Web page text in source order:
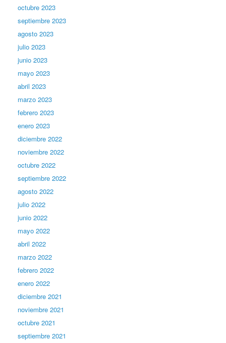
octubre 2023
septiembre 2023
agosto 2023
julio 2023
junio 2023
mayo 2023
abril 2023
marzo 2023
febrero 2023
enero 2023
diciembre 2022
noviembre 2022
octubre 2022
septiembre 2022
agosto 2022
julio 2022
junio 2022
mayo 2022
abril 2022
marzo 2022
febrero 2022
enero 2022
diciembre 2021
noviembre 2021
octubre 2021
septiembre 2021